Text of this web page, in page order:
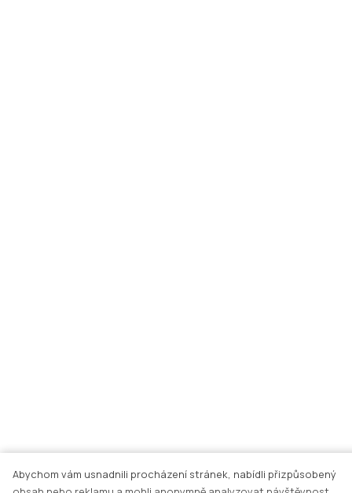
Abychom vám usnadnili procházení stránek, nabídli přizpůsobený